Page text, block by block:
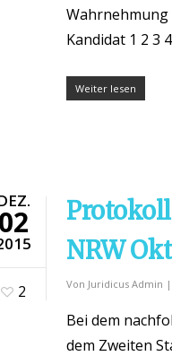
Wahrnehmung
Kandidat 1 2 3
Weiter lesen
02
2
NRW
Von Juridicus Admin |
Bei dem
dem Zweiten